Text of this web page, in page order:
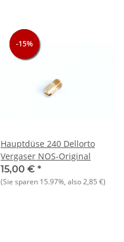
-15%
-15%
-15%
Hauptdüse 240 Dellorto
Vergaser NOS-Original
15,00 € *
(Sie sparen 15.97%, also2,85 €)